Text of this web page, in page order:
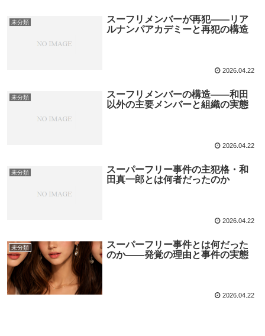
未分類
スーフリメンバーが再犯――リア
ルナンパアカデミーと再犯の構造
2026.04.22
未分類
スーフリメンバーの構造――和田
以外の主要メンバーと組織の実態
2026.04.22
未分類
スーパーフリー事件の主犯格・和
田真一郎とは何者だったのか
2026.04.22
未分類
スーパーフリー事件とは何だった
のか――発覚の理由と事件の実態
2026.04.22